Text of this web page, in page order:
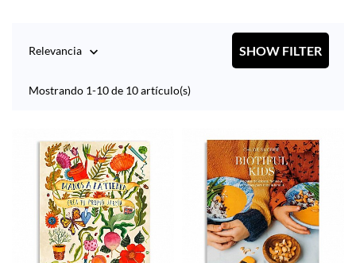
Relevancia  SHOW FILTER
Mostrando 1-10 de 10 artículo(s)